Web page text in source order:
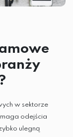
w sektorze
odejścia
ulegną